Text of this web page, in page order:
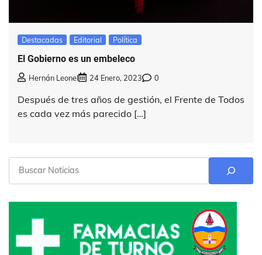
Destacadas Editorial Política
El Gobierno es un embeleco
Hernán Leonel 24 Enero, 2023 0
Después de tres años de gestión, el Frente de Todos
es cada vez más parecido […]